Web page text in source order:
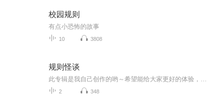
校园规则
有点小恐怖的故事
10 3808
规则怪谈
2 348